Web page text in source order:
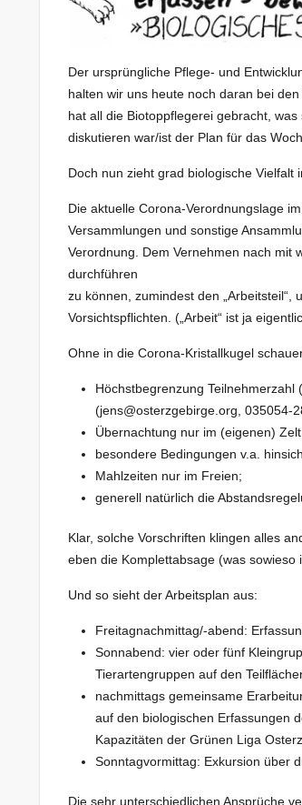
Der ursprüngliche Pflege- und
halten wir uns heute noch daran bei
hat all die Biotoppflegerei gebracht,
diskutieren war/ist der Plan für das
Doch nun zieht grad biologische Vielfalt
Die aktuelle Corona-Verordnungslage
Versammlungen und sonstige
Verordnung. Dem Vernehmen nach mit
durchführen
zu können, zumindest den „Arbeitsteil“,
Vorsichtspflichten. („Arbeit“ ist ja
Ohne in die Corona-Kristallkugel
Höchstbegrenzung
(jens@osterzgebirge.org, 035054-
Übernachtung nur im (eigenen)
besondere Bedingungen v.a.
Mahlzeiten nur im Freien;
generell natürlich die
Klar, solche Vorschriften klingen alles
eben die Komplettabsage (was sowieso
Und so sieht der Arbeitsplan aus:
Freitagnachmittag/-abend:
Sonnabend: vier oder fünf
Tierartengruppen auf den
nachmittags gemeinsame
auf den biologischen Erfassungen
Kapazitäten der Grünen Liga
Sonntagvormittag: Exkursion über
Die sehr unterschiedlichen Ansprüche